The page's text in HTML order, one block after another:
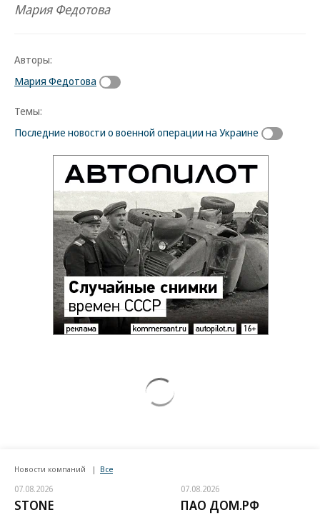
Мария Федотова
Авторы:
Мария Федотова
Темы:
Последние новости о военной операции на Украине
Новости компаний Все
07.08.2026
STONE
07.08.2026
ПАО ДОМ.РФ